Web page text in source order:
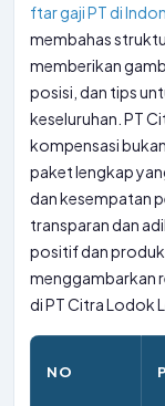
ftar gaji PT di
membahas
memberikan
posisi, dan tips
keseluruhan. PT
kompensasi
paket lengkap
dan kesempatan
transparan dan
positif dan
menggambarkan
di PT Citra Lodok
NO